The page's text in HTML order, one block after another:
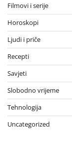
Filmovi i serije
Horoskopi
Ljudi i priče
Recepti
Savjeti
Slobodno vrijeme
Tehnologija
Uncategorized